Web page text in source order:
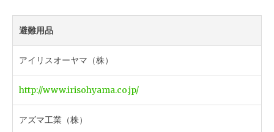
避難用品
アイリスオーヤマ（株）
http://www.irisohyama.co.jp/
アズマ工業（株）